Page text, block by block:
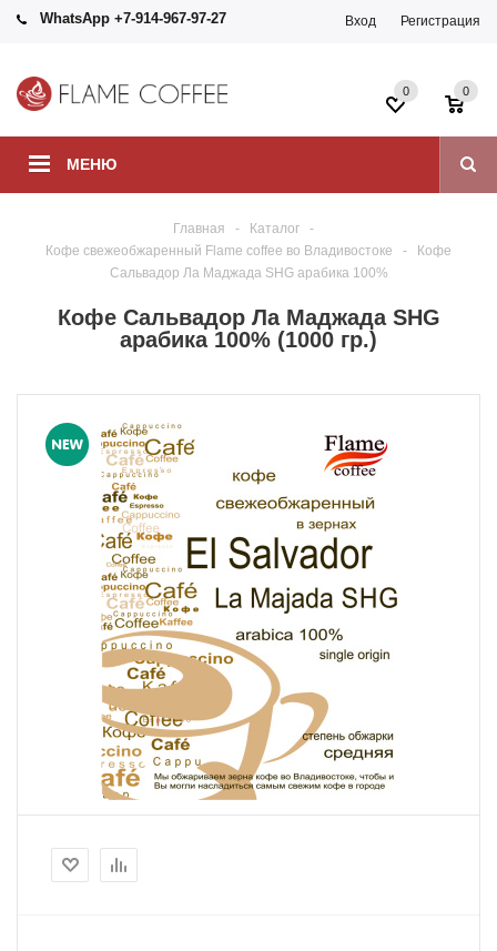
WhatsApp +7-914-967-97-27 Вход Регистрация
МЕНЮ
0
0
Главная - Каталог
-
Кофе свежеобжаренный Flame coffee во Владивостоке
-
Кофе
Сальвадор Ла Маджада SHG арабика 100%
Кофе Сальвадор Ла Маджада SHG
арабика 100% (1000 гр.)